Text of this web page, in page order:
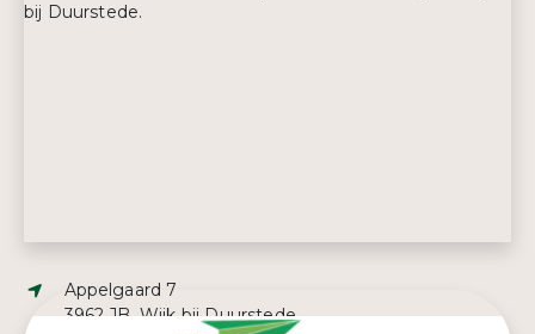
bij Duurstede.
Adres:
Appelgaard 7
3962 JB, Wijk bij Duurstede